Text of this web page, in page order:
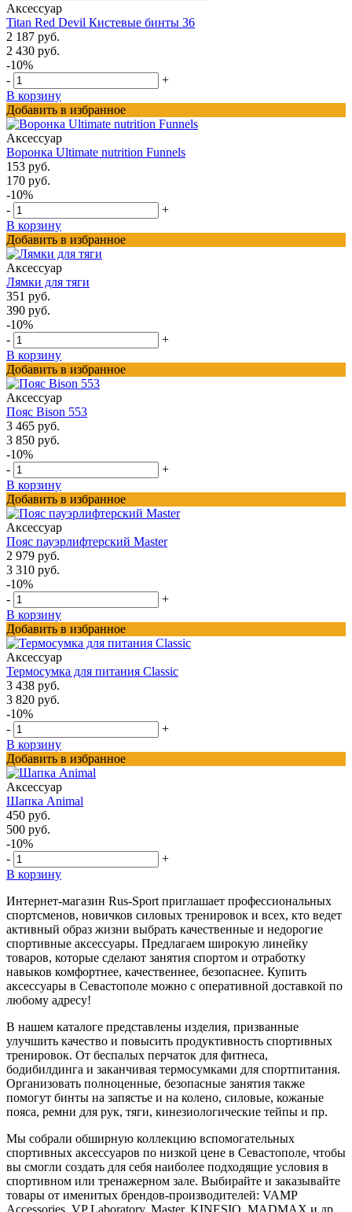
Аксессуар
Titan Red Devil Кистевые бинты 36
2 187 руб.
2 430 руб.
-10%
-
+
В корзину
Добавить в избранное
Аксессуар
Воронка Ultimate nutrition Funnels
153 руб.
170 руб.
-10%
-
+
В корзину
Добавить в избранное
Аксессуар
Лямки для тяги
351 руб.
390 руб.
-10%
-
+
В корзину
Добавить в избранное
Аксессуар
Пояс Bison 553
3 465 руб.
3 850 руб.
-10%
-
+
В корзину
Добавить в избранное
Аксессуар
Пояс пауэрлифтерский Master
2 979 руб.
3 310 руб.
-10%
-
+
В корзину
Добавить в избранное
Аксессуар
Термосумка для питания Classic
3 438 руб.
3 820 руб.
-10%
-
+
В корзину
Добавить в избранное
Аксессуар
Шапка Animal
450 руб.
500 руб.
-10%
-
+
В корзину
Интернет-магазин Rus-Sport приглашает профессиональных
спортсменов, новичков силовых тренировок и всех, кто ведет
активный образ жизни выбрать качественные и недорогие
спортивные аксессуары. Предлагаем широкую линейку
товаров, которые сделают занятия спортом и отработку
навыков комфортнее, качественнее, безопаснее. Купить
аксессуары в Севастополе можно с оперативной доставкой по
любому адресу!
В нашем каталоге представлены изделия, призванные
улучшить качество и повысить продуктивность спортивных
тренировок. От беспалых перчаток для фитнеса,
бодибилдинга и заканчивая термосумками для спортпитания.
Организовать полноценные, безопасные занятия также
помогут бинты на запястье и на колено, силовые, кожаные
пояса, ремни для рук, тяги, кинезиологические тейпы и пр.
Мы собрали обширную коллекцию вспомогательных
спортивных аксессуаров по низкой цене в Севастополе, чтобы
вы смогли создать для себя наиболее подходящие условия в
спортивном или тренажерном зале. Выбирайте и заказывайте
товары от именитых брендов-производителей: VAMP
Accessories, VP Laboratory, Master, KINESIO, MADMAX и др.